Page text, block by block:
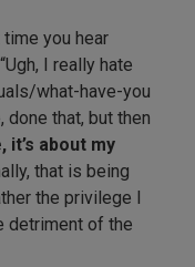
you hear
I really hate
what-have-you
done that, but then
it’s about my
that is being
the privilege I
detriment of the